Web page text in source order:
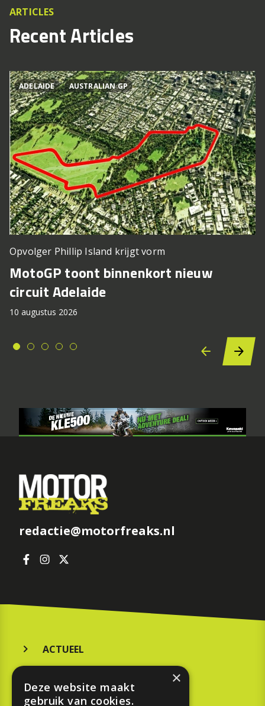
ARTICLES
Recent Articles
ADELAIDE AUSTRALIAN GP
Opvolger Phillip Island krijgt vorm
MotoGP toont binnenkort nieuw
circuit Adelaide
10 augustus 2026
redactie@motorfreaks.nl
ACTUEEL
KOOPGIDS
×
Deze website maakt
gebruik van cookies.